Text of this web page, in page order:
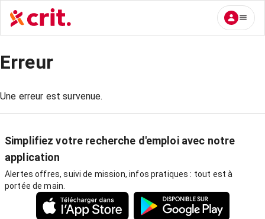
Erreur
Une erreur est survenue.
Simplifiez votre recherche d'emploi avec notre
application
Alertes offres, suivi de mission, infos pratiques : tout est à
portée de main.